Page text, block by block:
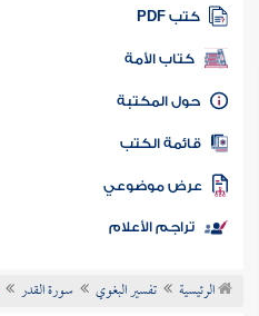
كتب PDF
كتاب الأمة
المكتبة
الكتب
موضوعي
تراجم الأعلام
الرئيسية تفسير البغوي سورة القدر